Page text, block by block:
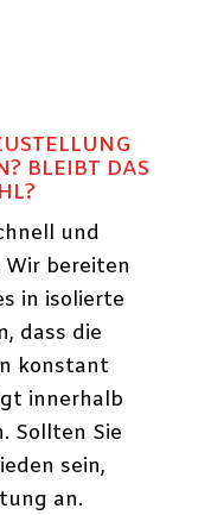
BLEIBT DAS
und
bereiten
in isolierte
dass die
konstant
innerhalb
Sollten Sie
sein,
an.